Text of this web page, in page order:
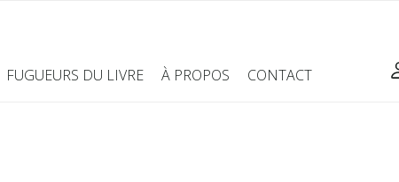
FUGUEURS DU LIVRE À PROPOS CONTACT